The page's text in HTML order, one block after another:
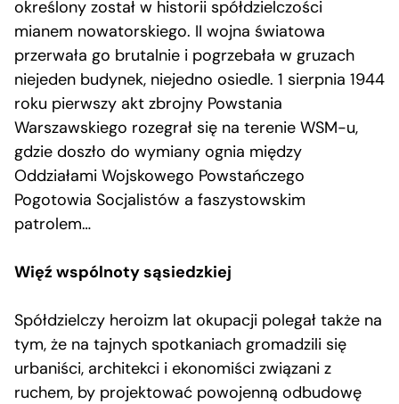
określony został w historii spółdzielczości
mianem nowatorskiego. II wojna światowa
przerwała go brutalnie i pogrzebała w gruzach
niejeden budynek, niejedno osiedle. 1 sierpnia 1944
roku pierwszy akt zbrojny Powstania
Warszawskiego rozegrał się na terenie WSM-u,
gdzie doszło do wymiany ognia między
Oddziałami Wojskowego Powstańczego
Pogotowia Socjalistów a faszystowskim
patrolem…
Więź wspólnoty sąsiedzkiej
Spółdzielczy heroizm lat okupacji polegał także na
tym, że na tajnych spotkaniach gromadzili się
urbaniści, architekci i ekonomiści związani z
ruchem, by projektować powojenną odbudowę